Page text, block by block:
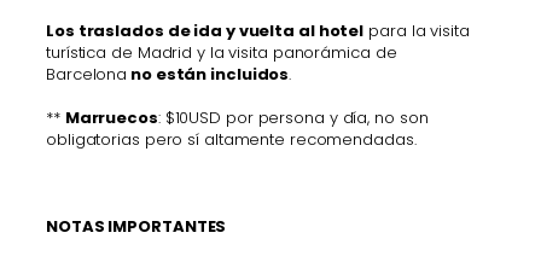
Los traslados de ida y vuelta al hotel para la visita
turística de Madrid y la visita panorámica de
Barcelona no están incluidos.
** Marruecos: $10USD por persona y día, no son
obligatorias pero sí altamente recomendadas.
NOTAS IMPORTANTES